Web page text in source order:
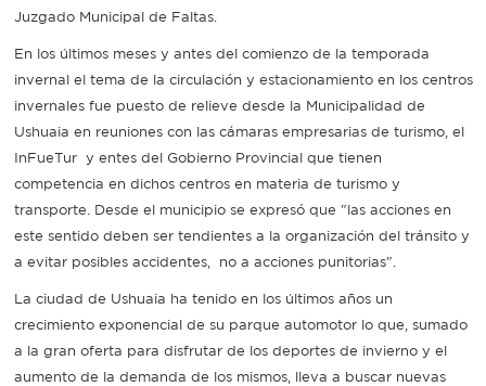
Juzgado Municipal de Faltas.
En los últimos meses y antes del comienzo de la temporada
invernal el tema de la circulación y estacionamiento en los centros
invernales fue puesto de relieve desde la Municipalidad de
Ushuaia en reuniones con las cámaras empresarias de turismo, el
InFueTur y entes del Gobierno Provincial que tienen
competencia en dichos centros en materia de turismo y
transporte. Desde el municipio se expresó que "las acciones en
este sentido deben ser tendientes a la organización del tránsito y
a evitar posibles accidentes, no a acciones punitorias".
La ciudad de Ushuaia ha tenido en los últimos años un
crecimiento exponencial de su parque automotor lo que, sumado
a la gran oferta para disfrutar de los deportes de invierno y el
aumento de la demanda de los mismos, lleva a buscar nuevas